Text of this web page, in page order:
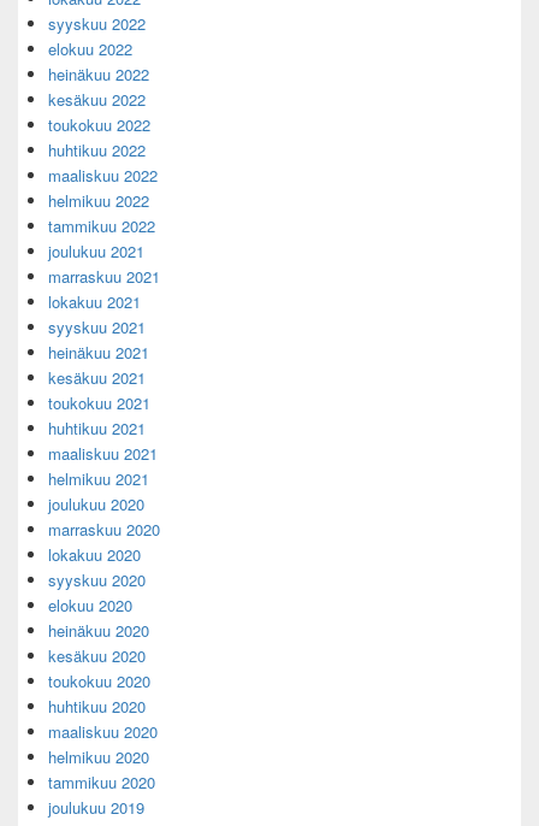
syyskuu 2022
elokuu 2022
heinäkuu 2022
kesäkuu 2022
toukokuu 2022
huhtikuu 2022
maaliskuu 2022
helmikuu 2022
tammikuu 2022
joulukuu 2021
marraskuu 2021
lokakuu 2021
syyskuu 2021
heinäkuu 2021
kesäkuu 2021
toukokuu 2021
huhtikuu 2021
maaliskuu 2021
helmikuu 2021
joulukuu 2020
marraskuu 2020
lokakuu 2020
syyskuu 2020
elokuu 2020
heinäkuu 2020
kesäkuu 2020
toukokuu 2020
huhtikuu 2020
maaliskuu 2020
helmikuu 2020
tammikuu 2020
joulukuu 2019